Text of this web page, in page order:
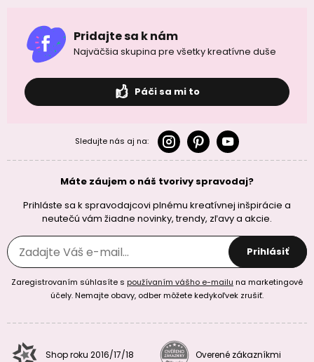
Pridajte sa k nám
Najväčšia skupina pre všetky kreatívne duše
Páči sa mi to
Sledujte nás aj na:
Máte záujem o náš tvorivy spravodaj?
Prihláste sa k spravodajcovi plnému kreatívnej inšpirácie a
neutečú vám žiadne novinky, trendy, zľavy a akcie.
Prihlásiť
Zaregistrovaním súhlasíte s používaním vášho e-mailu na marketingové
účely. Nemajte obavy, odber môžete kedykoľvek zrušiť.
Shop roku 2016/17/18 Overené zákazníkmi